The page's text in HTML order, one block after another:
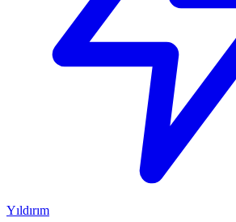
Yıldırım